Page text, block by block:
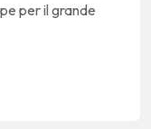
per il grande